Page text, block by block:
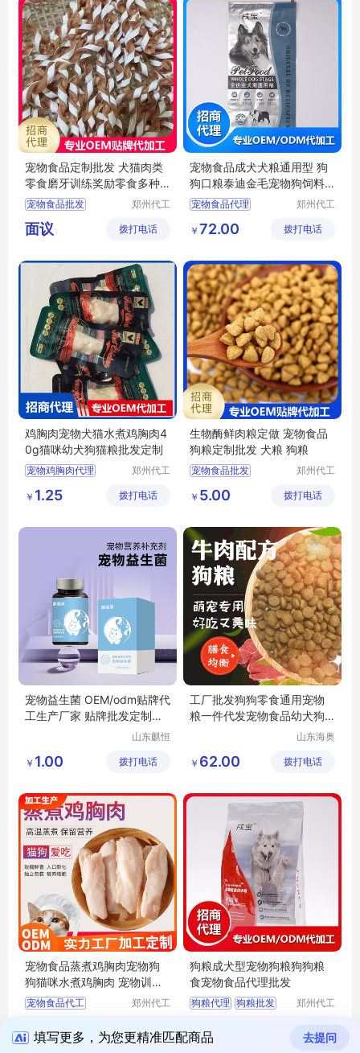
宠物食品定制批发 犬猫肉类
零食磨牙训练奖励零食多种
口味
宠物食品批发
宠物食品贴牌
犬猫肉类零食代理
郑州代工
技有限公
面议 拨打电话
宠物食品成犬犬粮通用型 狗
狗口粮泰迪金毛宠物狗饲料
批发
宠物食品代理
宠物食品加工
狗饲料批发
郑州代工
技有限公
￥ 72.00 拨打电话
鸡胸肉宠物犬猫水煮鸡胸肉4
0g猫咪幼犬狗猫粮批发定制
宠物鸡胸肉代理
宠物食品代理
郑州代工
技有限公
￥ 1.25 拨打电话
生物酶鲜肉粮定做 宠物食品
狗粮定制批发 犬粮 狗粮
宠物食品批发
鲜肉狗粮定做
郑州代工
技有限公
￥ 5.00 拨打电话
宠物益生菌 OEM/odm贴牌代
工生产厂家 贴牌批发定制生
山东麒恒
公司
￥ 1.00 拨打电话
工厂批发狗狗零食通用宠物
粮一件代发宠物食品幼犬狗
山东海奥
品有限公
￥ 62.00 拨打电话
宠物食品蒸煮鸡胸肉宠物狗
狗猫咪水煮鸡胸肉 宠物训练
奖励小零食OEM贴牌代工
宠物食品代工
宠物鸡胸肉贴牌
宠物鸡胸肉OEM
郑州代工
司
￥ 1.25
狗粮成犬型宠物狗粮狗狗粮
食宠物食品代理批发
狗粮代理 狗粮批发
宠物食品代理
宠物食品批发
郑州代工
司
￥ 44.00
填写更多，为您更精准匹配商品 去提问